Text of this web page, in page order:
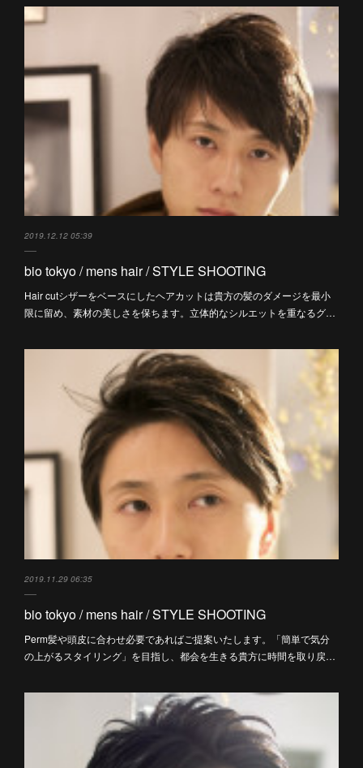
2019.12.12 05:39
bio tokyo / mens hair / STYLE SHOOTING
Hair cutシザーをベースにしたヘアカットは貴方の髪のダメージを最小
限に留め、素材の美しさを保ちます。立体的なシルエットを重なるグ…
2019.11.29 06:35
bio tokyo / mens hair / STYLE SHOOTING
Perm髪や頭皮に合わせ必要であればご提案いたします。「簡単で気分
の上がるスタイリング」を目指し、都会を生きる貴方に時間を取り戻…